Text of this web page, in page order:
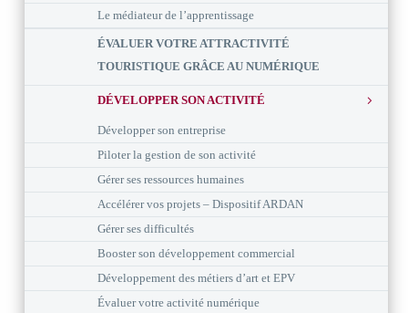
Le médiateur de l’apprentissage
ÉVALUER VOTRE ATTRACTIVITÉ
TOURISTIQUE GRÂCE AU NUMÉRIQUE
DÉVELOPPER SON ACTIVITÉ
Développer son entreprise
Piloter la gestion de son activité
Gérer ses ressources humaines
Accélérer vos projets – Dispositif ARDAN
Gérer ses difficultés
Booster son développement commercial
Développement des métiers d’art et EPV
Évaluer votre activité numérique